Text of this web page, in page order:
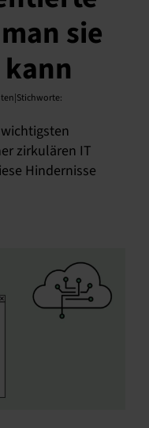
sie
zirkulären IT
Hindernisse